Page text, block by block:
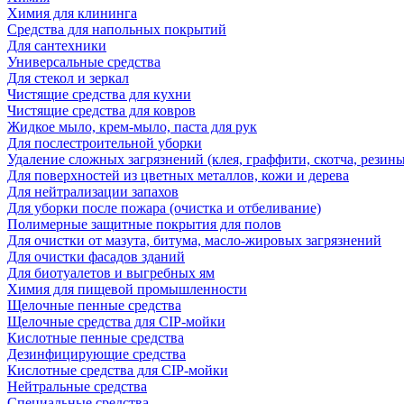
Химия для клининга
Средства для напольных покрытий
Для сантехники
Универсальные средства
Для стекол и зеркал
Чистящие средства для кухни
Чистящие средства для ковров
Жидкое мыло, крем-мыло, паста для рук
Для послестроительной уборки
Удаление сложных загрязнений (клея, граффити, скотча,
Для поверхностей из цветных металлов, кожи и дерева
Для нейтрализации запахов
Для уборки после пожара (очистка и отбеливание)
Полимерные защитные покрытия для полов
Для очистки от мазута, битума, масло-жировых загрязнений
Для очистки фасадов зданий
Для биотуалетов и выгребных ям
Химия для пищевой промышленности
Щелочные пенные средства
Щелочные средства для CIP-мойки
Кислотные пенные средства
Дезинфицирующие средства
Кислотные средства для CIP-мойки
Нейтральные средства